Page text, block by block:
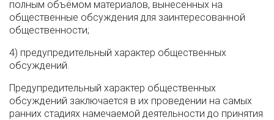
полным объёмом материалов, вынесенных на
общественные обсуждения для заинтересованной
общественности;
4) предупредительный характер общественных
обсуждений.
Предупредительный характер общественных
обсуждений заключается в их проведении на самых
ранних стадиях намечаемой деятельности до принятия